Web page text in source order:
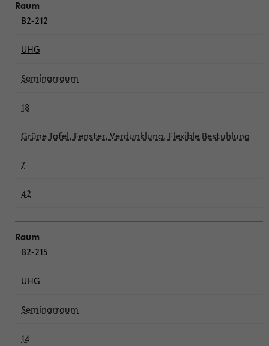
B2-212
UHG
Seminarraum
18
Grüne Tafel, Fenster, Verdunklung, Flexible Bestuhlung
7
42
B2-215
UHG
Seminarraum
14